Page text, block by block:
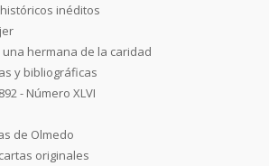
inéditos
hermana de la caridad
y bibliográficas
- Número XLVI
de Olmedo
originales